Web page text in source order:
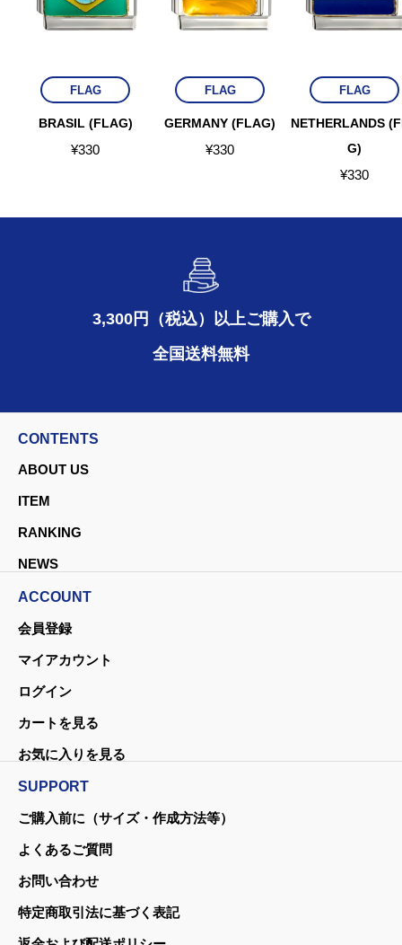
FLAG
BRASIL (FLAG)
¥330
FLAG
GERMANY (FLAG)
¥330
FLAG
NETHERLANDS
G)
¥330
3,300円（税込）以上ご購入で
全国送料無料
CONTENTS
ABOUT US
ITEM
RANKING
NEWS
ACCOUNT
会員登録
マイアカウント
ログイン
カートを見る
お気に入りを見る
SUPPORT
ご購入前に（サイズ・作成方法等）
よくあるご質問
お問い合わせ
特定商取引法に基づく表記